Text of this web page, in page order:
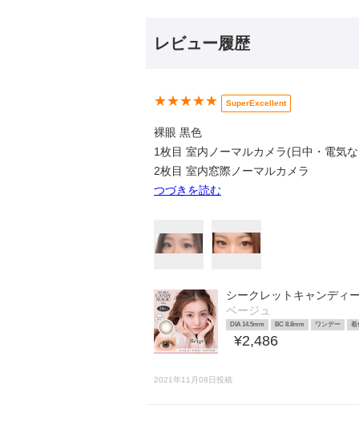
レビュー履歴
★★★★★ SuperExcellent
裸眼 黒色
1枚目 室内ノーマルカメラ(日中・電気
2枚目 室内窓際ノーマルカメラ
つづきを読む
シークレットキャンディ
ベージュ
DIA 14.5mm BC 8.8mm ワンデー 着
¥2,486
2021年11月08日投稿